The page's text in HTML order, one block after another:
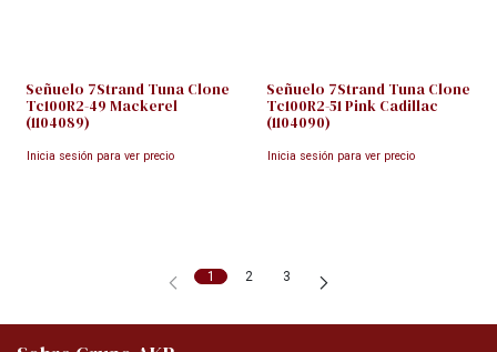
Señuelo 7Strand Tuna Clone
Tc100R2-49 Mackerel
(1104089)
Inicia sesión para ver precio
Señuelo 7Strand Tuna Clone
Tc100R2-51 Pink Cadillac
(1104090)
Inicia sesión para ver precio
1 2 3